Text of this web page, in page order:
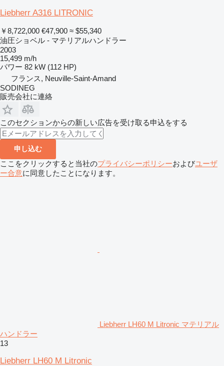
Liebherr A316 LITRONIC
￥8,722,000 €47,900 ≈ $55,340
油圧ショベル - マテリアルハンドラー
2003
15,499 m/h
パワー 82 kW (112 HP)
フランス, Neuville-Saint-Amand
SODINEG
販売会社に連絡
このセクションからの新しい広告を受け取る申込をする
申し込む
ここをクリックすると当社のプライバシーポリシーおよびユーザ
ー合意に同意したことになります。
Liebherr LH60 M Litronic マテリアル
ハンドラー
13
Liebherr LH60 M Litronic